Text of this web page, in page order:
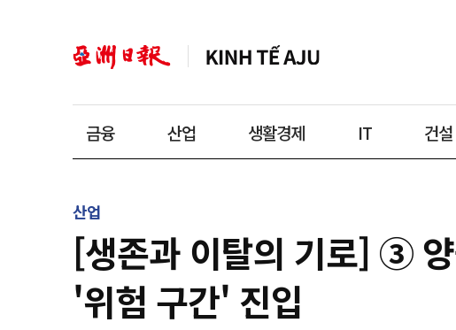
금융 산업 생활경제 IT 건설
산업
[생존과 이탈의 기로] ③
'위험 구간' 진입